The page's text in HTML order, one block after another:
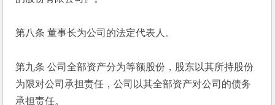
第八条 董事长为公司的法定代表人。
第九条 公司全部资产分为等额股份，股东以其所持股份
为限对公司承担责任，公司以其全部资产对公司的债务
承担责任。